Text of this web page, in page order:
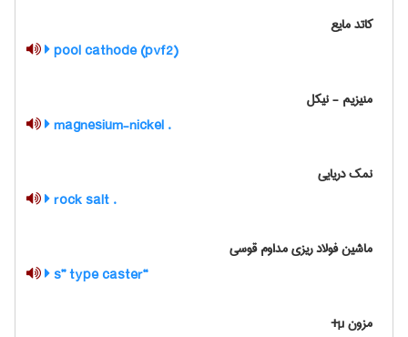
کاتد مایع
(pvf2) pool cathode
منیزیم - نیکل
. magnesium-nickel
نمک دریایی
. rock salt
ماشین فولاد ریزی مداوم قوسی
“s” type caster
مزون µ+